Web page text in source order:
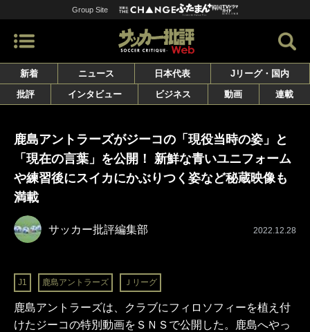
Group Site
新着 ニュース 日本代表
Jリーグ・国内
批評
インタビュー ビジネス 動画 連載
鹿島アントラーズがジーコの「現役当時の姿」と
「現在の言葉」を公開！ 新鮮な青いユニフォーム
や練習後にスイカにかぶりつく姿など秘蔵映像も
満載
サッカー批評編集部 2022.12.28
J1 鹿島アントラーズ Ｊリーグ
鹿島アントラーズは、クラブにフィロソフィーを植え付
けたジーコの特別動画をＳＮＳで公開した。鹿島へやっ